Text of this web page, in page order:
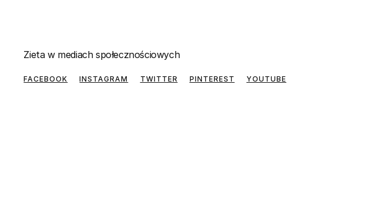
Zieta w mediach społecznościowych
FACEBOOK INSTAGRAM TWITTER PINTEREST YOUTUBE